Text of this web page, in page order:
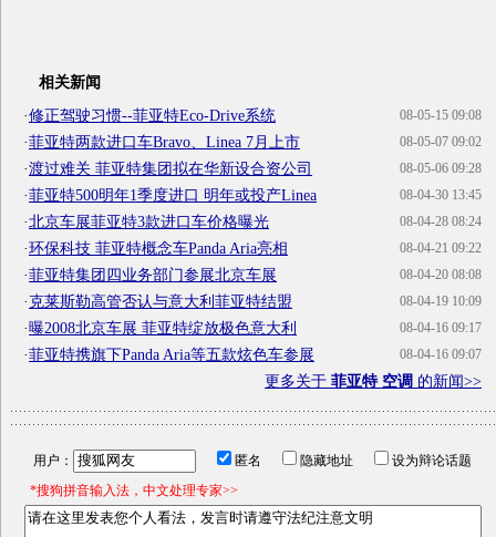
相关新闻
08-05-15 09:08
·修正驾驶习惯--菲亚特Eco-Drive系统
08-05-07 09:02
·菲亚特两款进口车Bravo、Linea 7月上市
08-05-06 09:28
·渡过难关 菲亚特集团拟在华新设合资公司
08-04-30 13:45
·菲亚特500明年1季度进口 明年或投产Linea
08-04-28 08:24
·北京车展菲亚特3款进口车价格曝光
08-04-21 09:22
·环保科技 菲亚特概念车Panda Aria亮相
08-04-20 08:08
·菲亚特集团四业务部门参展北京车展
08-04-19 10:09
·克莱斯勒高管否认与意大利菲亚特结盟
08-04-16 09:17
·曝2008北京车展 菲亚特绽放极色意大利
08-04-16 09:07
·菲亚特携旗下Panda Aria等五款炫色车参展
更多关于 菲亚特 空调 的新闻>>
用户： 匿名 隐藏地址
设为辩论话题
*搜狗拼音输入法，中文处理专家>>